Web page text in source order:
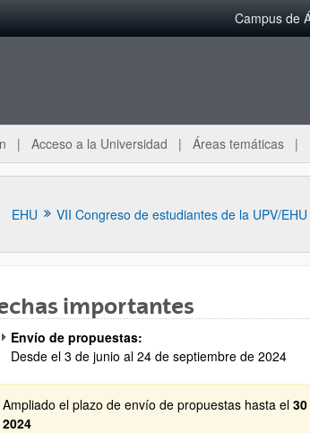
Campus de
Acceso a la Universidad Áreas temáticas
EHU VII Congreso de estudiantes de la UPV/EHU
subpáginas
importantes
Envío de propuestas:
Desde el 3 de junio al 24 de septiembre de 2024
Ampliado el plazo de envío de propuestas hasta el
2024